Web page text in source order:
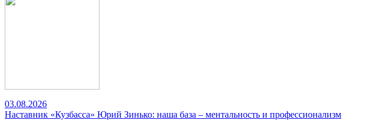
03.08.2026
Наставник «Кузбасса» Юрий Зинько: наша база – ментальность и профессионализм